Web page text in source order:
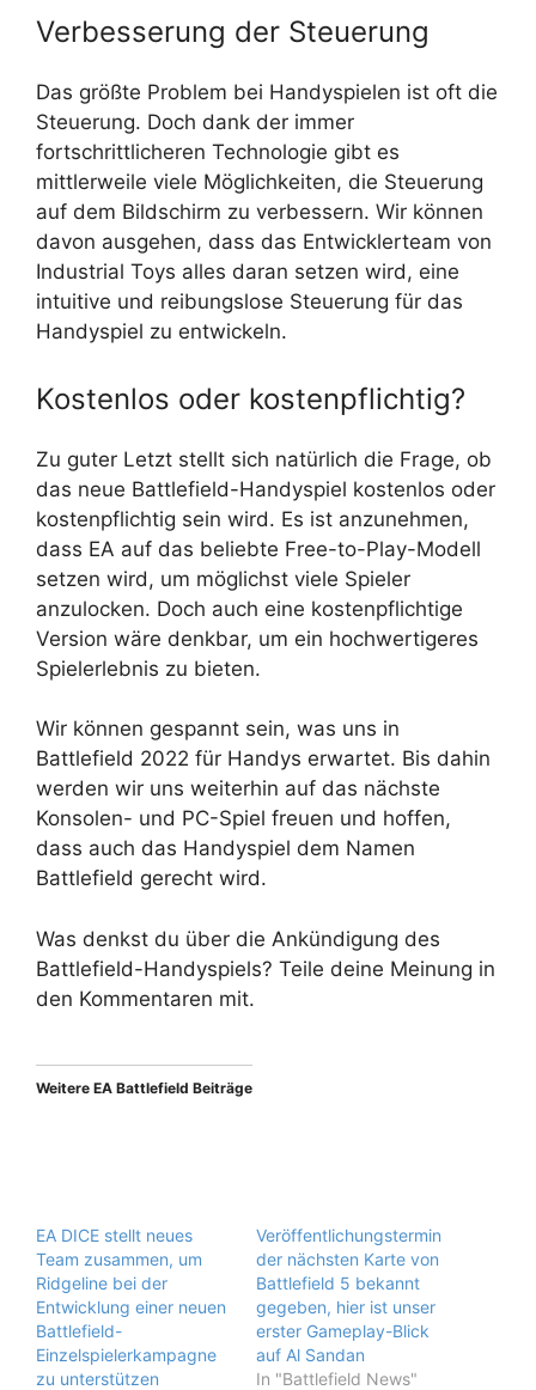
Verbesserung der Steuerung
Das größte Problem bei Handyspielen ist oft die
Steuerung. Doch dank der immer
fortschrittlicheren Technologie gibt es
mittlerweile viele Möglichkeiten, die Steuerung
auf dem Bildschirm zu verbessern. Wir können
davon ausgehen, dass das Entwicklerteam von
Industrial Toys alles daran setzen wird, eine
intuitive und reibungslose Steuerung für das
Handyspiel zu entwickeln.
Kostenlos oder kostenpflichtig?
Zu guter Letzt stellt sich natürlich die Frage, ob
das neue Battlefield-Handyspiel kostenlos oder
kostenpflichtig sein wird. Es ist anzunehmen,
dass EA auf das beliebte Free-to-Play-Modell
setzen wird, um möglichst viele Spieler
anzulocken. Doch auch eine kostenpflichtige
Version wäre denkbar, um ein hochwertigeres
Spielerlebnis zu bieten.
Wir können gespannt sein, was uns in
Battlefield 2022 für Handys erwartet. Bis dahin
werden wir uns weiterhin auf das nächste
Konsolen- und PC-Spiel freuen und hoffen,
dass auch das Handyspiel dem Namen
Battlefield gerecht wird.
Was denkst du über die Ankündigung des
Battlefield-Handyspiels? Teile deine Meinung in
den Kommentaren mit.
Weitere EA Battlefield Beiträge
EA DICE stellt neues
Team zusammen, um
Ridgeline bei der
Entwicklung einer neuen
Battlefield-
Einzelspielerkampagne
zu unterstützen
Veröffentlichungstermin
der nächsten Karte von
Battlefield 5 bekannt
gegeben, hier ist unser
erster Gameplay-Blick
auf Al Sandan
In "Battlefield News"